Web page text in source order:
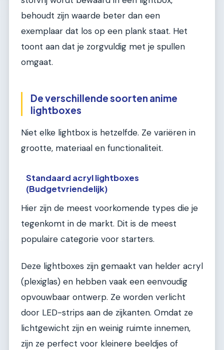
behoudt zijn waarde beter dan een
exemplaar dat los op een plank staat. Het
toont aan dat je zorgvuldig met je spullen
omgaat.
De verschillende soorten anime
lightboxes
Niet elke lightbox is hetzelfde. Ze variëren in
grootte, materiaal en functionaliteit.
Standaard acryl lightboxes
(Budgetvriendelijk)
Hier zijn de meest voorkomende types die je
tegenkomt in de markt. Dit is de meest
populaire categorie voor starters.
Deze lightboxes zijn gemaakt van helder acryl
(plexiglas) en hebben vaak een eenvoudig
opvouwbaar ontwerp. Ze worden verlicht
door LED-strips aan de zijkanten. Omdat ze
lichtgewicht zijn en weinig ruimte innemen,
zijn ze perfect voor kleinere beeldjes of